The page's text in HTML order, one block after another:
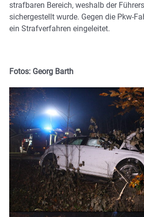
strafbaren Bereich, weshalb der
sichergestellt wurde. Gegen die Pkw-
ein Strafverfahren eingeleitet.
Fotos: Georg Barth